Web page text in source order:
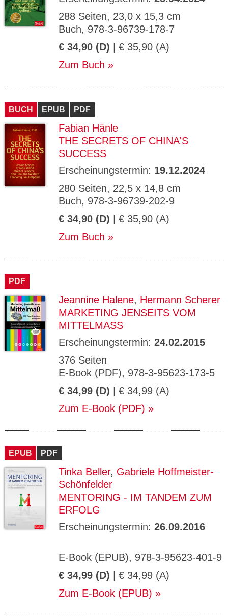
288 Seiten, 23,0 x 15,3 cm
Buch, 978-3-96739-178-7
€ 34,90 (D) | € 35,90 (A)
Zum Buch
BUCH EPUB PDF
Fabian Hänle
THE SECRETS OF CHINA'S
SUCCESS
Erscheinungstermin: 19.12.2024
280 Seiten, 22,5 x 14,8 cm
Buch, 978-3-96739-202-9
€ 34,90 (D) | € 35,90 (A)
Zum Buch
PDF
Jeannine Halene, Hermann Scherer
MARKETING JENSEITS VOM
MITTELMASS
Erscheinungstermin: 24.02.2015
376 Seiten
E-Book (PDF), 978-3-95623-173-5
€ 34,99 (D) | € 34,99 (A)
Zum E-Book (PDF)
EPUB PDF
Tinka Beller, Gabriele Hoffmeister-
Schönfelder
MENTORING - IM TANDEM ZUM
ERFOLG
Erscheinungstermin: 26.09.2016
E-Book (EPUB), 978-3-95623-401-9
€ 34,99 (D) | € 34,99 (A)
Zum E-Book (EPUB)